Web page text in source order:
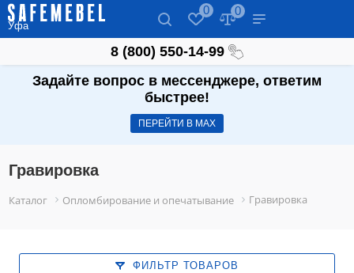
Уфа
0 0
8 (800) 550-14-99
Задайте вопрос в мессенджере, ответим
быстрее!
ПЕРЕЙТИ В МАХ
Гравировка
Каталог Опломбирование и опечатывание Гравировка
ФИЛЬТР ТОВАРОВ